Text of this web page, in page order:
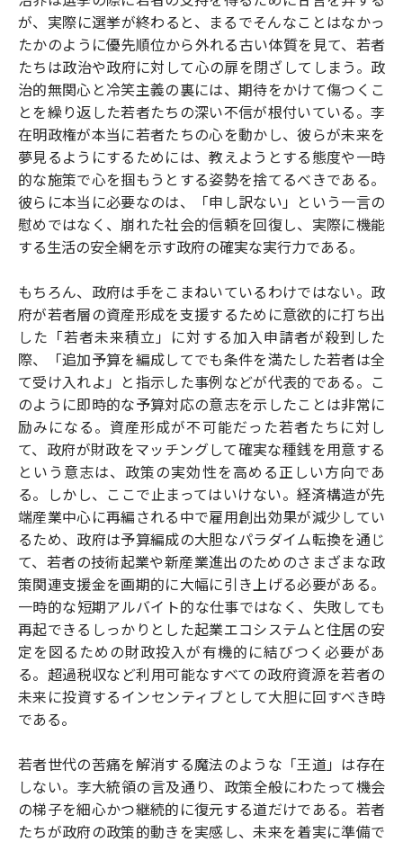
が、実際に選挙が終わると、まるでそんなことはなかっ
たかのように優先順位から外れる古い体質を見て、若者
たちは政治や政府に対して心の扉を閉ざしてしまう。政
治的無関心と冷笑主義の裏には、期待をかけて傷つくこ
とを繰り返した若者たちの深い不信が根付いている。李
在明政権が本当に若者たちの心を動かし、彼らが未来を
夢見るようにするためには、教えようとする態度や一時
的な施策で心を掴もうとする姿勢を捨てるべきである。
彼らに本当に必要なのは、「申し訳ない」という一言の
慰めではなく、崩れた社会的信頼を回復し、実際に機能
する生活の安全網を示す政府の確実な実行力である。
もちろん、政府は手をこまねいているわけではない。政
府が若者層の資産形成を支援するために意欲的に打ち出
した「若者未来積立」に対する加入申請者が殺到した
際、「追加予算を編成してでも条件を満たした若者は全
て受け入れよ」と指示した事例などが代表的である。こ
のように即時的な予算対応の意志を示したことは非常に
励みになる。資産形成が不可能だった若者たちに対し
て、政府が財政をマッチングして確実な種銭を用意する
という意志は、政策の実効性を高める正しい方向であ
る。しかし、ここで止まってはいけない。経済構造が先
端産業中心に再編される中で雇用創出効果が減少してい
るため、政府は予算編成の大胆なパラダイム転換を通じ
て、若者の技術起業や新産業進出のためのさまざまな政
策関連支援金を画期的に大幅に引き上げる必要がある。
一時的な短期アルバイト的な仕事ではなく、失敗しても
再起できるしっかりとした起業エコシステムと住居の安
定を図るための財政投入が有機的に結びつく必要があ
る。超過税収など利用可能なすべての政府資源を若者の
未来に投資するインセンティブとして大胆に回すべき時
である。
若者世代の苦痛を解消する魔法のような「王道」は存在
しない。李大統領の言及通り、政策全般にわたって機会
の梯子を細心かつ継続的に復元する道だけである。若者
たちが政府の政策的動きを実感し、未来を着実に準備で